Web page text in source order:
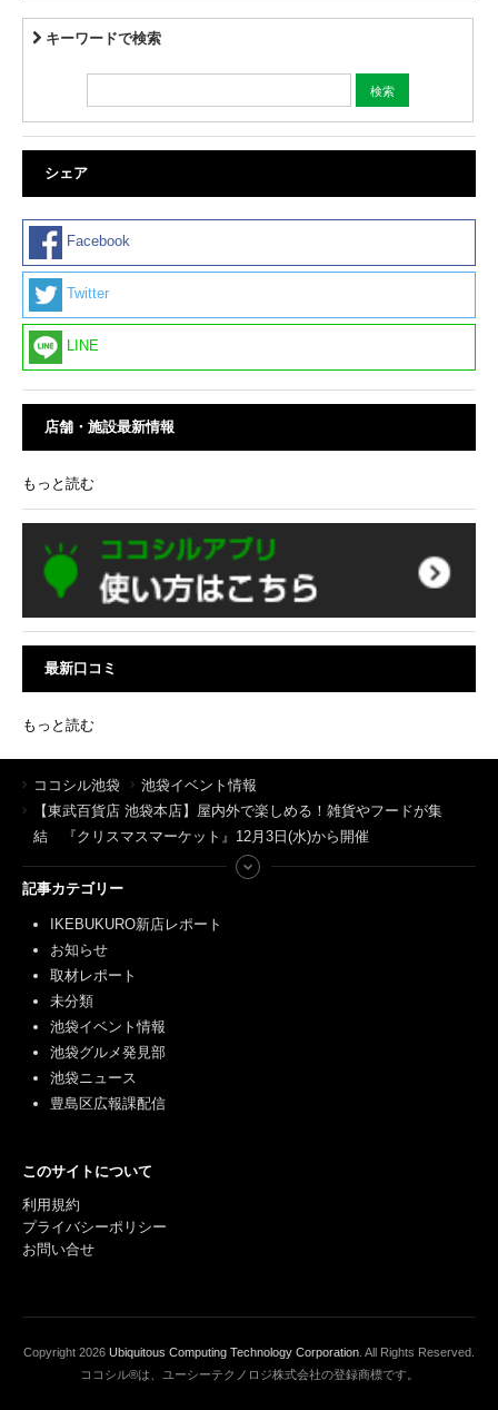
キーワードで検索
シェア
Facebook
Twitter
LINE
店舗・施設最新情報
もっと読む
最新口コミ
もっと読む
ココシル池袋
池袋イベント情報
【東武百貨店 池袋本店】屋内外で楽しめる！雑貨やフードが集
結 『クリスマスマーケット』12月3日(水)から開催
記事カテゴリー
IKEBUKURO新店レポート
お知らせ
取材レポート
未分類
池袋イベント情報
池袋グルメ発見部
池袋ニュース
豊島区広報課配信
このサイトについて
利用規約
プライバシーポリシー
お問い合せ
Copyright 2026 Ubiquitous Computing Technology Corporation. All Rights Reserved.
ココシル®は、ユーシーテクノロジ株式会社の登録商標です。